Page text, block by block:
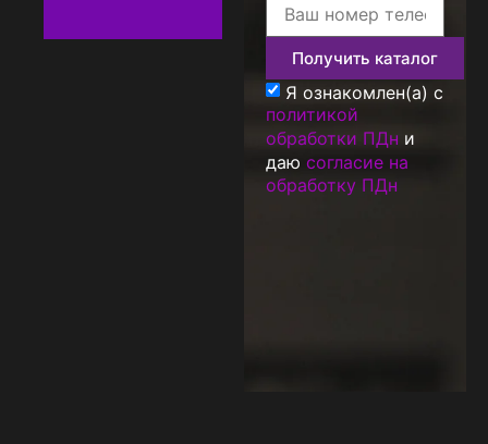
Получить каталог
Я ознакомлен(а) с
политикой
обработки ПДн и
даю согласие на
обработку ПДн